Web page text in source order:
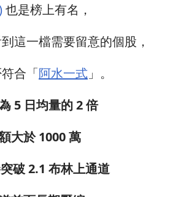
也是榜上有名，
這一檔需要留意的個股，
合「阿水一式 」。
5 日均量的 2 倍
大於 1000 萬
破 2.1 布林上通道